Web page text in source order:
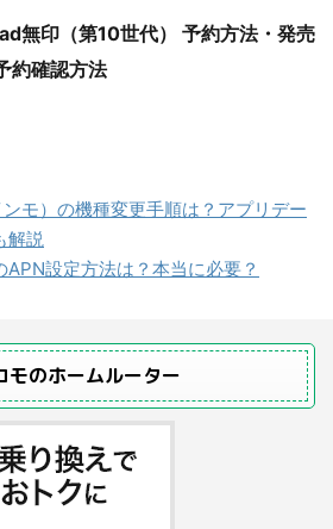
無印（第10世代） 予約方法・発売
約確認方法
モ）の機種変更手順は？アプリデー
解説
APN設定方法は？本当に必要？
モのホームルーター